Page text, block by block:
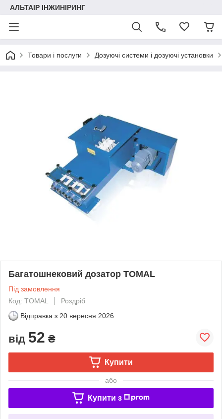
АЛЬТАІР ІНЖИНІРИНГ
Товари і послуги Дозуючі системи і дозуючі установки
Багатошнековий дозатор TOMAL
Під замовлення
Код: TOMAL
Роздріб
Відправка з 20 вересня 2026
від 52 ₴
Купити
або
Купити з